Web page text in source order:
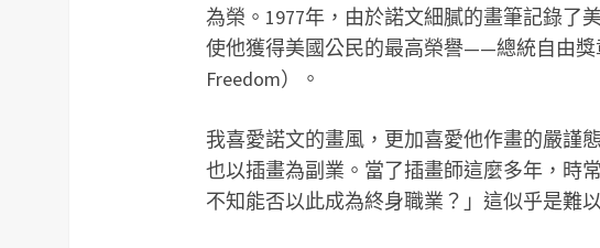
為榮。1977年，由於諾文細膩的畫筆記錄了
使他獲得美國公民的最高榮譽——總統自由獎
Freedom）。
我喜愛諾文的畫風，更加喜愛他作畫的嚴謹
也以插畫為副業。當了插畫師這麼多年，時
不知能否以此成為終身職業？」這似乎是難